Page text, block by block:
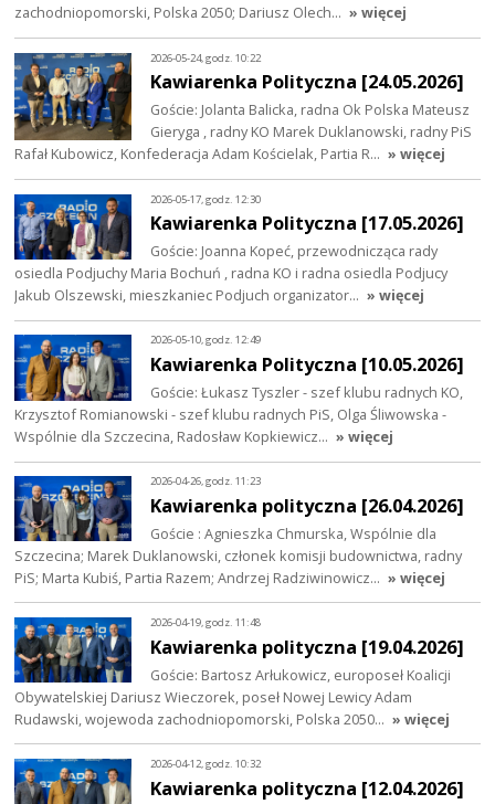
zachodniopomorski, Polska 2050; Dariusz Olech… » więcej
2026-05-24, godz. 10:22
Kawiarenka Polityczna [24.05.2026]
Goście: Jolanta Balicka, radna Ok Polska Mateusz
Gieryga , radny KO Marek Duklanowski, radny PiS
Rafał Kubowicz, Konfederacja Adam Kościelak, Partia R… » więcej
2026-05-17, godz. 12:30
Kawiarenka Polityczna [17.05.2026]
Goście: Joanna Kopeć, przewodnicząca rady
osiedla Podjuchy Maria Bochuń , radna KO i radna osiedla Podjucy
Jakub Olszewski, mieszkaniec Podjuch organizator… » więcej
2026-05-10, godz. 12:49
Kawiarenka Polityczna [10.05.2026]
Goście: Łukasz Tyszler - szef klubu radnych KO,
Krzysztof Romianowski - szef klubu radnych PiS, Olga Śliwowska -
Wspólnie dla Szczecina, Radosław Kopkiewicz… » więcej
2026-04-26, godz. 11:23
Kawiarenka polityczna [26.04.2026]
Goście : Agnieszka Chmurska, Wspólnie dla
Szczecina; Marek Duklanowski, członek komisji budownictwa, radny
PiS; Marta Kubiś, Partia Razem; Andrzej Radziwinowicz… » więcej
2026-04-19, godz. 11:48
Kawiarenka polityczna [19.04.2026]
Goście: Bartosz Arłukowicz, europoseł Koalicji
Obywatelskiej Dariusz Wieczorek, poseł Nowej Lewicy Adam
Rudawski, wojewoda zachodniopomorski, Polska 2050… » więcej
2026-04-12, godz. 10:32
Kawiarenka polityczna [12.04.2026]